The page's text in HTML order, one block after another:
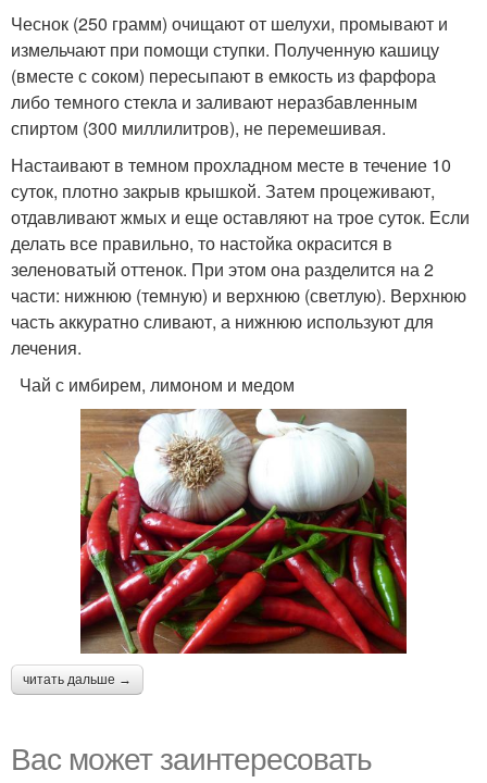
Чеснок (250 грамм) очищают от шелухи, промывают и
измельчают при помощи ступки. Полученную кашицу
(вместе с соком) пересыпают в емкость из фарфора
либо темного стекла и заливают неразбавленным
спиртом (300 миллилитров), не перемешивая.
Настаивают в темном прохладном месте в течение 10
суток, плотно закрыв крышкой. Затем процеживают,
отдавливают жмых и еще оставляют на трое суток. Если
делать все правильно, то настойка окрасится в
зеленоватый оттенок. При этом она разделится на 2
части: нижнюю (темную) и верхнюю (светлую). Верхнюю
часть аккуратно сливают, а нижнюю используют для
лечения.
Чай с имбирем, лимоном и медом
читать дальше →
Вас может заинтересовать